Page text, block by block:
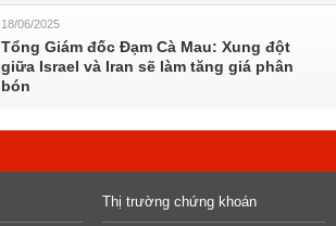
18/06/2025
Tổng Giám đốc Đạm Cà Mau: Xung đột
giữa Israel và Iran sẽ làm tăng giá phân
bón
Thị trường chứng khoán